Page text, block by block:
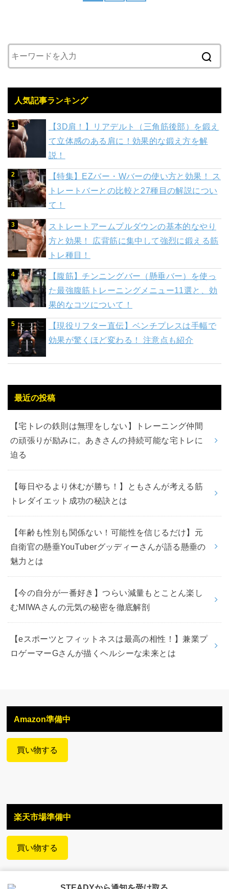
人気記事ランキング
【3D肩！】リアデルト（三角筋後部）を鍛え
て立体感のある肩に！効果的な鍛え方を解
説！
【特集】EZバー・Wバーの使い方と効果！ ス
トレートバーとの比較と27種目の解説につい
て！
ストレートアームプルダウンの基本的なやり
方と効果！ 広背筋に集中して強烈に鍛える筋
トレ種目！
【腹筋】チンニングバー（懸垂バー）を使っ
た最強腹筋トレーニングメニュー11選と、効
果的なコツについて！
【現役リフター直伝】ベンチプレスは手幅で
効果が驚くほど変わる！ 注意点も紹介
最近の投稿
【宅トレの鉄則は無理をしない】トレーニング仲間
の頑張りが励みに。あきさんの持続可能な宅トレに
迫る
【毎日やるより休むが勝ち！】ともさんが考える筋
トレダイエット成功の秘訣とは
【年齢も性別も関係ない！可能性を信じるだけ】元
自衛官の懸垂YouTuberグッディーさんが語る懸垂の
魅力とは
【今の自分が一番好き】つらい減量もとことん楽し
むMIWAさんの元気の秘密を徹底解剖
【eスポーツとフィットネスは最高の相性！】兼業プ
ロゲーマーGさんが描くヘルシーな未来とは
Amazon準備中
買い物する
楽天市場準備中
買い物する